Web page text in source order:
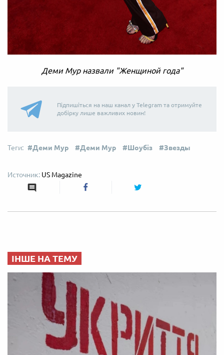
Деми Мур назвали "Женщиной года"
Підпишіться на наш канал у Telegram та отримуйте
добірку лише важливих новин!
Деми Мур Деми Мур Шоубіз Звезды
US Magazine
ІНШЕ НА ТЕМУ